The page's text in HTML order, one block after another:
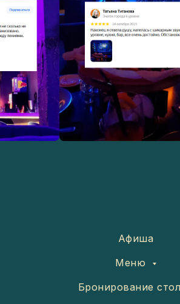
Афиша
Меню
Бронирование